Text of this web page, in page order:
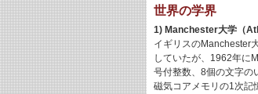
世界の学界
1) Manchester大学（
イギリスのManchester
していたが、1962年に
号付整数、8個の文字の
磁気コアメモリの1次記